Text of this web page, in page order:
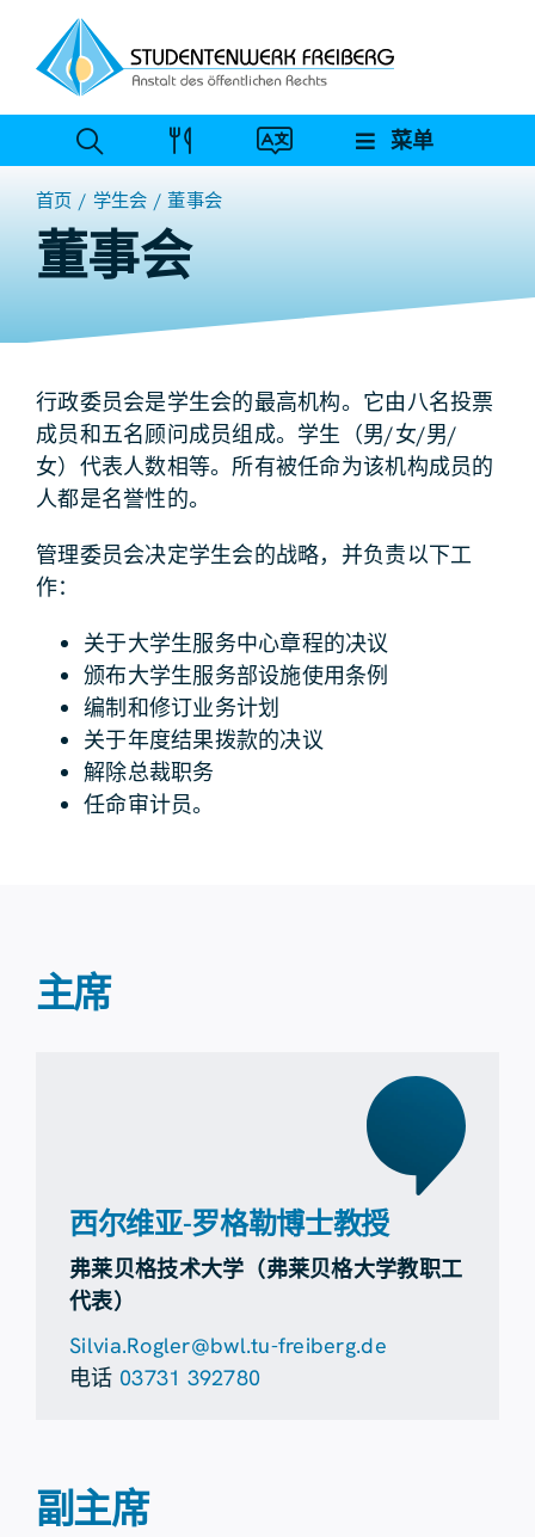
容
菜单
首页 学生会 董事会
董事会
行政委员会是学生会的最高机构。它由八名投票
成员和五名顾问成员组成。学生（男/女/男/
女）代表人数相等。所有被任命为该机构成员的
人都是名誉性的。
管理委员会决定学生会的战略，并负责以下工
作：
关于大学生服务中心章程的决议
颁布大学生服务部设施使用条例
编制和修订业务计划
关于年度结果拨款的决议
解除总裁职务
任命审计员。
主席
西尔维亚-罗格勒博士教授
弗莱贝格技术大学（弗莱贝格大学教职工
代表）
Silvia.Rogler@bwl.tu-freiberg.de
电话 03731 392780
副主席